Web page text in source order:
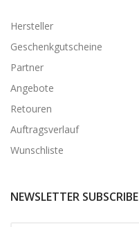
Hersteller
Geschenkgutscheine
Partner
Angebote
Retouren
Auftragsverlauf
Wunschliste
NEWSLETTER SUBSCRIBE